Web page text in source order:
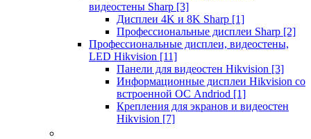
видеостены Sharp [3]
Дисплеи 4K и 8K Sharp [1]
Профессиональные дисплеи Sharp [2]
Профессиональные дисплеи, видеостены,
LED Hikvision [11]
Панели для видеостен Hikvision [3]
Информационные дисплеи Hikvision со
встроенной ОС Andriod [1]
Крепления для экранов и видеостен
Hikvision [7]